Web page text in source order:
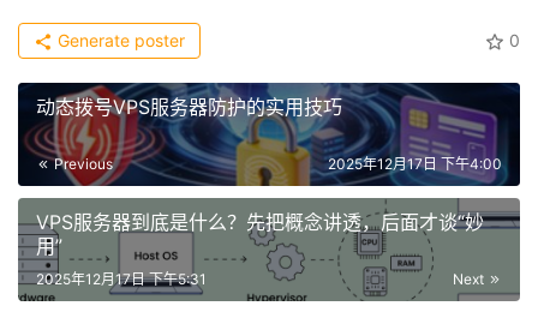
0
Generate poster
动态拨号VPS服务器防护的实用技巧
Previous 2025年12月17日 下午4:00
VPS服务器到底是什么？先把概念讲透，后面才谈“妙
用”
Next
2025年12月17日 下午5:31